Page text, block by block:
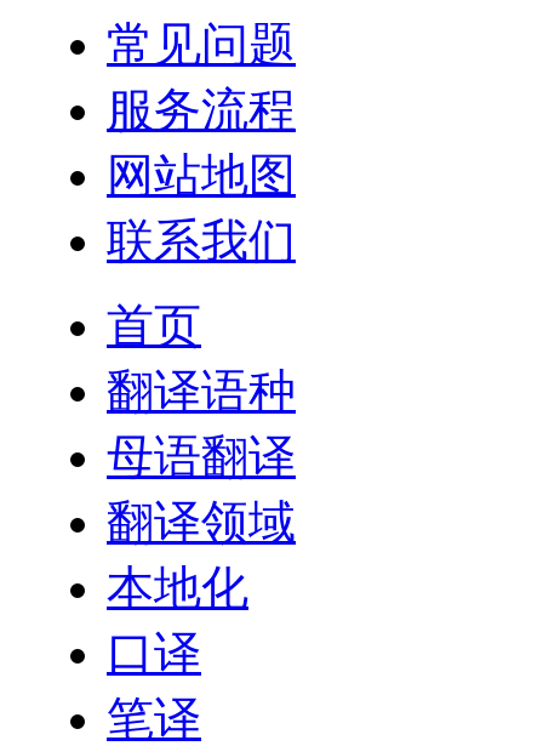
常见问题
服务流程
网站地图
联系我们
首页
翻译语种
母语翻译
翻译领域
本地化
口译
笔译